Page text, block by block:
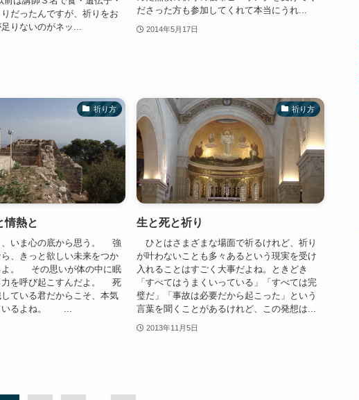
だったんですが、祈りをお
りないのがネッ...
ださった方も参加してくれて本当にうれ...
2014年5月17日
祈り方
情熱と
いま心の底から思う。 強
、きっと欲しい未来をつか
よ。 その思いが体の中に眠
力を呼び起こすんだよ。 死
ている君だからこそ、本気
いるよね。 ...
祈り方
生と死と祈り
ひとはさまざまな場面で祈るけれど、祈り
が叶わないことも多々あるという現実を受け
入れることはすごく大事だよね。ときどき
「すべてはうまくいっている」「すべては完
璧だ」「事故は必要だから起こった」という
言葉を聞くことがあるけれど、この発想は...
2013年11月5日